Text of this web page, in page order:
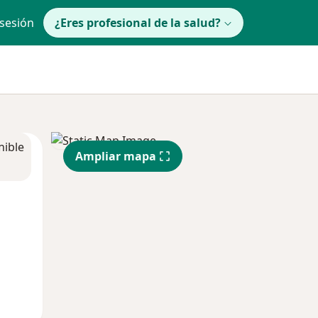
¿Eres profesional de la salud?
Ampliar mapa